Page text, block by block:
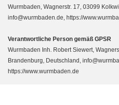
Wurmbaden, Wagnerstr. 17, 03099
info@wurmbaden.de, https://
Verantwortliche Person gemäß GPSR
Wurmbaden Inh. Robert Siewert,
Brandenburg, Deutschland,
https://www.wurmbaden.de